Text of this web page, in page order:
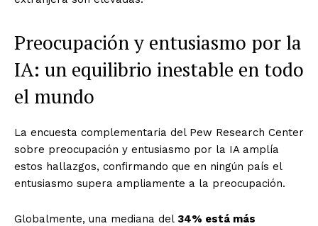
Preocupación y entusiasmo por la
IA: un equilibrio inestable en todo
el mundo
La encuesta complementaria del Pew Research Center
sobre preocupación y entusiasmo por la IA amplía
estos hallazgos, confirmando que en ningún país el
entusiasmo supera ampliamente a la preocupación.
Globalmente, una mediana del 34% está más